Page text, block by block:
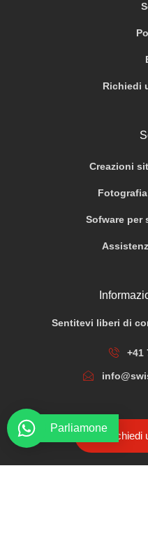
Richiedi
Creazioni
Sofware per
Sentitevi liberi di
+41
Parliamone